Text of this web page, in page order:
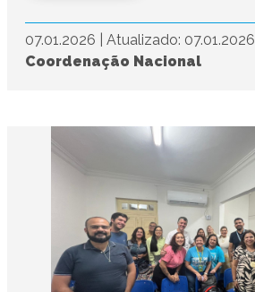
07.01.2026 Atualizado: 07.01.2026
Coordenação Nacional